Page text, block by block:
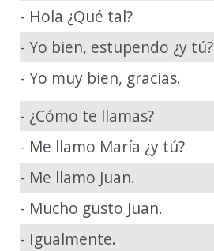
- Hola ¿Qué tal?
- Yo bien, estupendo ¿y tú?
- Yo muy bien, gracias.
- ¿Cómo te llamas?
- Me llamo María ¿y tú?
- Me llamo Juan.
- Mucho gusto Juan.
- Igualmente.